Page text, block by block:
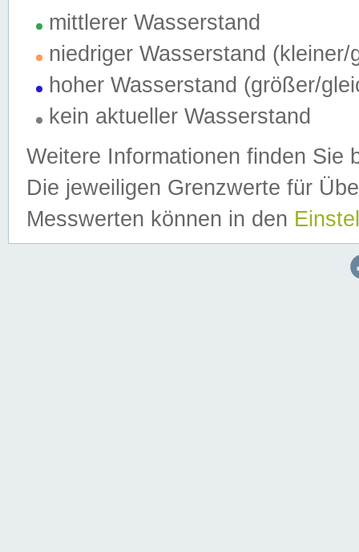
mittlerer Wasserstand
niedriger Wasserstand (kleiner/
hoher Wasserstand (größer/
kein aktueller Wasserstand
Weitere Informationen finden Sie
Die jeweiligen Grenzwerte für
Messwerten können in den